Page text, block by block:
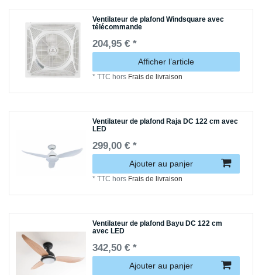
Ventilateur de plafond Windsquare avec
télécommande
204,95 € *
Afficher l’article
*TTC hors Frais de livraison
Ventilateur de plafond Raja DC 122 cm avec
LED
299,00 € *
Ajouter au panjer
*TTC hors Frais de livraison
Ventilateur de plafond Bayu DC 122 cm
avec LED
342,50 € *
Ajouter au panjer